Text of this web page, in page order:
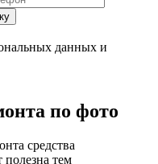
данных и
по фото
средства
полезна тем